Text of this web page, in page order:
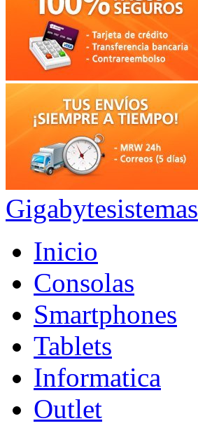
Gigabytesistemas
Inicio
Consolas
Smartphones
Tablets
Informatica
Outlet